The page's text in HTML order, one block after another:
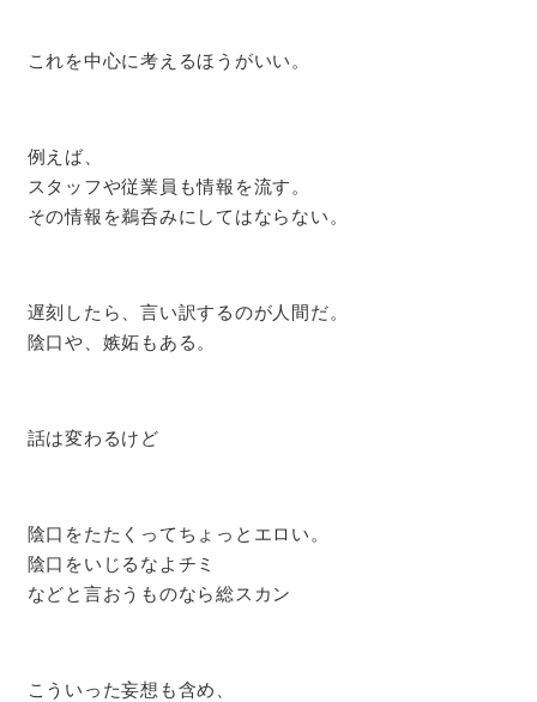
これを中心に考えるほうがいい。
例えば、
スタッフや従業員も情報を流す。
その情報を鵜呑みにしてはならない。
遅刻したら、言い訳するのが人間だ。
陰口や、嫉妬もある。
話は変わるけど
陰口をたたくってちょっとエロい。
陰口をいじるなよチミ
などと言おうものなら総スカン
こういった妄想も含め、